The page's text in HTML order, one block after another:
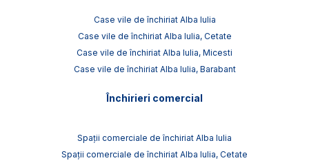
Case vile de închiriat Alba Iulia
Case vile de închiriat Alba Iulia, Cetate
Case vile de închiriat Alba Iulia, Micesti
Case vile de închiriat Alba Iulia, Barabant
Închirieri comercial
Spații comerciale de închiriat Alba Iulia
Spații comerciale de închiriat Alba Iulia, Cetate